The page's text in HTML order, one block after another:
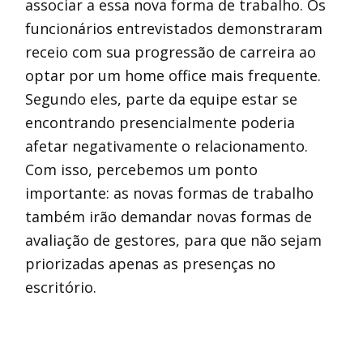
associar a essa nova forma de trabalho. Os
funcionários entrevistados demonstraram
receio com sua progressão de carreira ao
optar por um home office mais frequente.
Segundo eles, parte da equipe estar se
encontrando presencialmente poderia
afetar negativamente o relacionamento.
Com isso, percebemos um ponto
importante: as novas formas de trabalho
também irão demandar novas formas de
avaliação de gestores, para que não sejam
priorizadas apenas as presenças no
escritório.